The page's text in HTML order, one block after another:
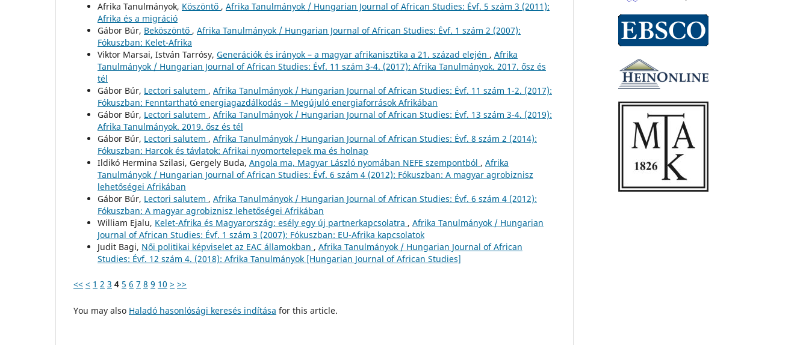
Afrika Tanulmányok, Köszöntő , Afrika Tanulmányok / Hungarian Journal of African Studies: Évf. 5 szám 3 (2011):
Afrika és a migráció
Gábor Búr, Beköszöntő , Afrika Tanulmányok / Hungarian Journal of African Studies: Évf. 1 szám 2 (2007):
Fókuszban: Kelet-Afrika
Viktor Marsai, István Tarrósy, Generációk és irányok – a magyar afrikanisztika a 21. század elején , Afrika
Tanulmányok / Hungarian Journal of African Studies: Évf. 11 szám 3-4. (2017): Afrika Tanulmányok. 2017. ősz és
tél
Gábor Búr, Lectori salutem , Afrika Tanulmányok / Hungarian Journal of African Studies: Évf. 11 szám 1-2. (2017):
Fókuszban: Fenntartható energiagazdálkodás – Megújuló energiaforrások Afrikában
Gábor Búr, Lectori salutem , Afrika Tanulmányok / Hungarian Journal of African Studies: Évf. 13 szám 3-4. (2019):
Afrika Tanulmányok. 2019. ősz és tél
Gábor Búr, Lectori salutem , Afrika Tanulmányok / Hungarian Journal of African Studies: Évf. 8 szám 2 (2014):
Fókuszban: Harcok és távlatok: Afrikai nyomortelepek ma és holnap
Ildikó Hermina Szilasi, Gergely Buda, Angola ma, Magyar László nyomában NEFE szempontból , Afrika
Tanulmányok / Hungarian Journal of African Studies: Évf. 6 szám 4 (2012): Fókuszban: A magyar agrobiznisz
lehetőségei Afrikában
Gábor Búr, Lectori salutem , Afrika Tanulmányok / Hungarian Journal of African Studies: Évf. 6 szám 4 (2012):
Fókuszban: A magyar agrobiznisz lehetőségei Afrikában
William Ejalu, Kelet-Afrika és Magyarország: esély egy új partnerkapcsolatra , Afrika Tanulmányok / Hungarian
Journal of African Studies: Évf. 1 szám 3 (2007): Fókuszban: EU-Afrika kapcsolatok
Judit Bagi, Női politikai képviselet az EAC államokban , Afrika Tanulmányok / Hungarian Journal of African
Studies: Évf. 12 szám 4. (2018): Afrika Tanulmányok [Hungarian Journal of African Studies]
<< < 1 2 3 4 5 6 7 8 9 10 > >>
You may also Haladó hasonlósági keresés indítása for this article.